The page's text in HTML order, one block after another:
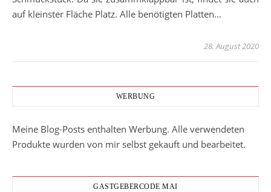
auf kleinster Fläche Platz. Alle benötigten Platten…
28. August 2020
WERBUNG
Meine Blog-Posts enthalten Werbung. Alle verwendeten
Produkte wurden von mir selbst gekauft und bearbeitet.
GASTGEBERCODE MAI